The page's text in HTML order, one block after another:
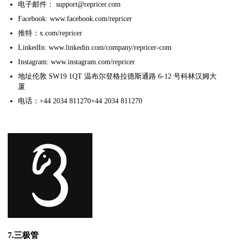
电子邮件： support@repricer.com
Facebook: www.facebook.com/repricer
推特：x.com/repricer
LinkedIn: www.linkedin.com/company/repricer-com
Instagram: www.instagram.com/repricer
地址伦敦 SW19 1QT 温布尔登格拉德斯通路 6-12 号科林汉姆大
厦
电话：+44 2034 811270+44 2034 811270
7.三极管